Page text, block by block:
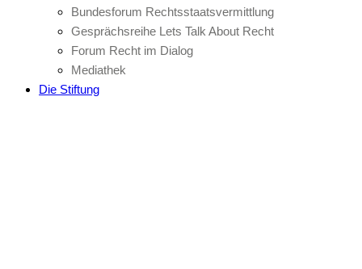
Bundesforum Rechtsstaatsvermittlung
Gesprächsreihe Lets Talk About Recht
Forum Recht im Dialog
Mediathek
Die Stiftung